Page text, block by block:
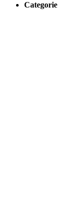
Categorie